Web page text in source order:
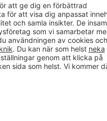
i landet till fördel för
att frigöra stora
det du letar efter i
där det visar sig att din
viktiga dokument och
rymmer en stor